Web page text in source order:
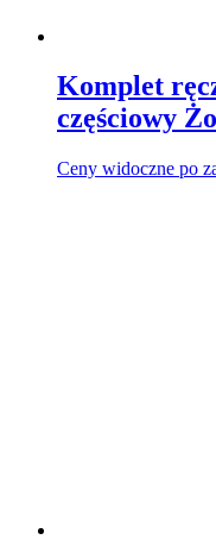
Komplet
częściowy
Ceny widoczne po